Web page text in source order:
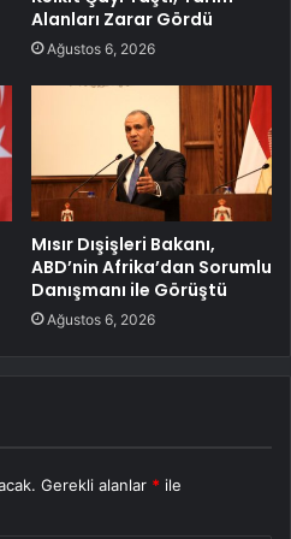
Alanları Zarar Gördü
Ağustos 6, 2026
Mısır Dışişleri Bakanı,
ABD’nin Afrika’dan Sorumlu
Danışmanı ile Görüştü
Ağustos 6, 2026
Gerekli alanlar * ile